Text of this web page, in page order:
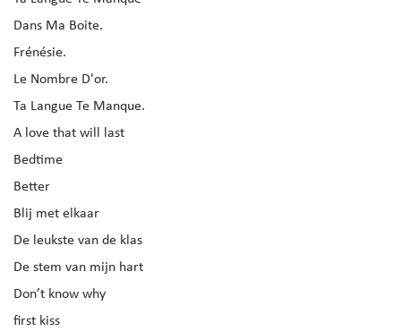
Dans Ma Boite.
Frénésie.
Le Nombre D'or.
Ta Langue Te Manque.
A love that will last
Bedtime
Better
Blij met elkaar
De leukste van de klas
De stem van mijn hart
Don’t know why
first kiss